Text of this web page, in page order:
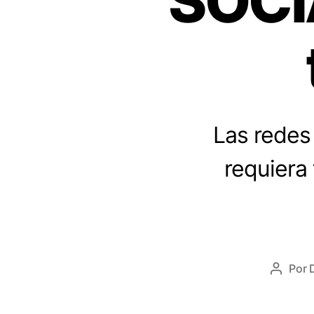
Las
Autor
Por